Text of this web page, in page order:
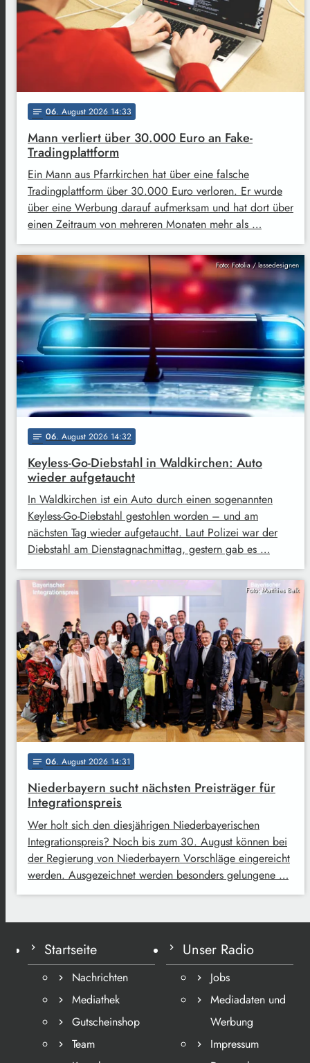
notes 06. August 2026 14:33
Mann verliert über 30.000 Euro an Fake-
Tradingplattform
Ein Mann aus Pfarrkirchen hat über eine falsche
Tradingplattform über 30.000 Euro verloren. Er wurde
über eine Werbung darauf aufmerksam und hat dort über
einen Zeitraum von mehreren Monaten mehr als …
Foto: Fotolia / lassedesignen
notes 06. August 2026 14:32
Keyless-Go-Diebstahl in Waldkirchen: Auto
wieder aufgetaucht
In Waldkirchen ist ein Auto durch einen sogenannten
Keyless-Go-Diebstahl gestohlen worden – und am
nächsten Tag wieder aufgetaucht. Laut Polizei war der
Diebstahl am Dienstagnachmittag, gestern gab es …
Foto: Matthias Balk
notes 06. August 2026 14:31
Niederbayern sucht nächsten Preisträger für
Integrationspreis
Wer holt sich den diesjährigen Niederbayerischen
Integrationspreis? Noch bis zum 30. August können bei
der Regierung von Niederbayern Vorschläge eingereicht
werden. Ausgezeichnet werden besonders gelungene …
Startseite
Nachrichten
Mediathek
Gutscheinshop
Team
Unser Radio
Jobs
Mediadaten und
Werbung
Impressum